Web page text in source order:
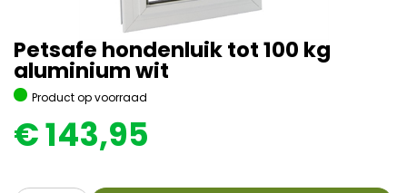
Petsafe hondenluik tot 100 kg
aluminium wit
Product op voorraad
€143,95